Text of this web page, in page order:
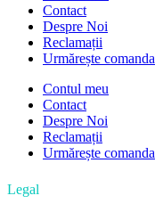
Contact
Despre Noi
Reclamații
Urmărește comanda
Contul meu
Contact
Despre Noi
Reclamații
Urmărește comanda
Legal